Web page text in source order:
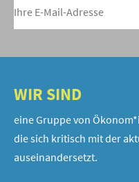
WIR SIND
eine Gruppe von
die sich kritisch mit der
auseinandersetzt.